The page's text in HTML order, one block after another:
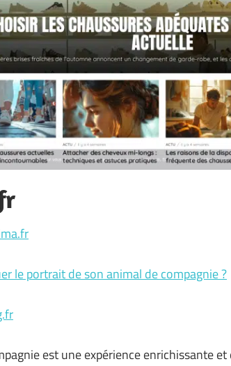
le portrait de son animal de compagnie ?
est une expérience enrichissante